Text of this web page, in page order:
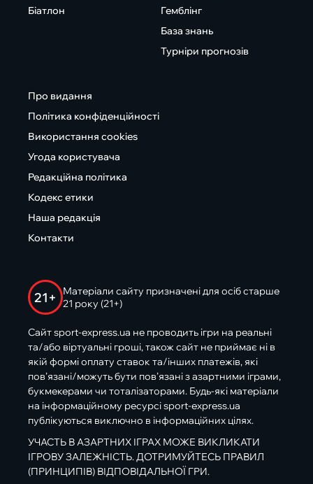
Біатлон
Гемблінг
База знань
Турніри прогнозів
Про видання
Політика конфіденційності
Використання cookies
Угода користувача
Редакційна політика
Кодекс етики
Наша редакція
Контакти
21+
Матеріали сайту призначені для осіб старше
21 року (21+)
Сайт sport-express.ua не проводить ігри на реальні
та/або віртуальні гроші, також сайт не приймає ні в
якій формі оплату ставок та/інших платежів, які
пов’язані/можуть бути пов’язані з азартними іграми,
букмекерами чи тоталізаторами. Будь-які матеріали
на інформаційному ресурсі sport-express.ua
публікуються виключно в інформаційних цілях.
УЧАСТЬ В АЗАРТНИХ ІГРАХ МОЖЕ ВИКЛИКАТИ
ІГРОВУ ЗАЛЕЖНІСТЬ. ДОТРИМУЙТЕСЬ ПРАВИЛ
(ПРИНЦИПІВ) ВІДПОВІДАЛЬНОЇ ГРИ.